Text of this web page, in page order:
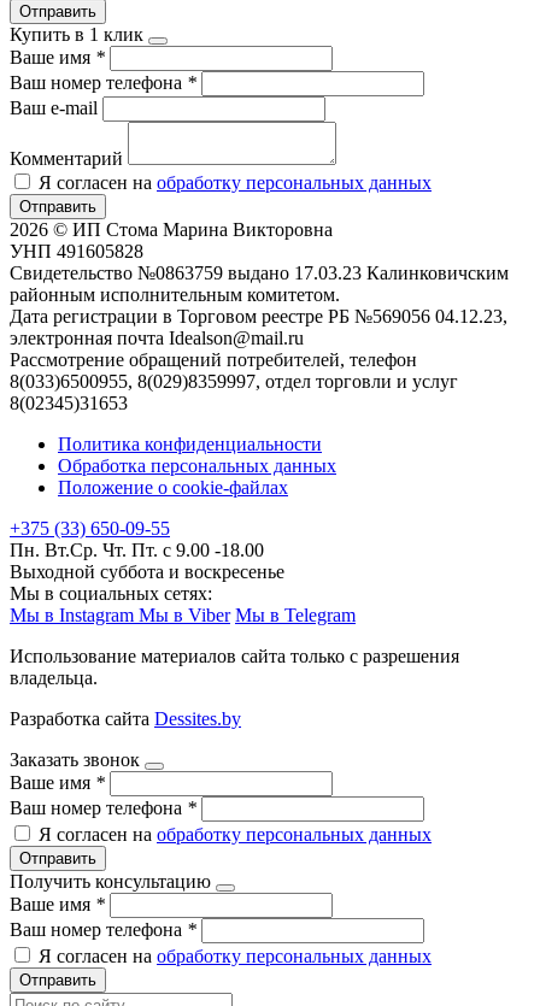
Отправить
Купить в 1 клик
Ваше имя *
Ваш номер телефона *
Ваш e-mail
Комментарий
Я согласен на обработку персональных данных
Отправить
2026 © ИП Стома Марина Викторовна
УНП 491605828
Свидетельство №0863759 выдано 17.03.23 Калинковичским
районным исполнительным комитетом.
Дата регистрации в Торговом реестре РБ №569056 04.12.23,
электронная почта Idealson@mail.ru
Рассмотрение обращений потребителей, телефон
8(033)6500955, 8(029)8359997, отдел торговли и услуг
8(02345)31653
Политика конфиденциальности
Обработка персональных данных
Положение о cookie-файлах
+375 (33) 650-09-55
Пн. Вт.Ср. Чт. Пт. с 9.00 -18.00
Выходной суббота и воскресенье
Мы в социальных сетях:
Мы в Instagram Мы в Viber Мы в Telegram
Использование материалов сайта только с разрешения
владельца.
Разработка сайта Dessites.by
Заказать звонок
Ваше имя *
Ваш номер телефона *
Я согласен на обработку персональных данных
Отправить
Получить консультацию
Ваше имя *
Ваш номер телефона *
Я согласен на обработку персональных данных
Отправить